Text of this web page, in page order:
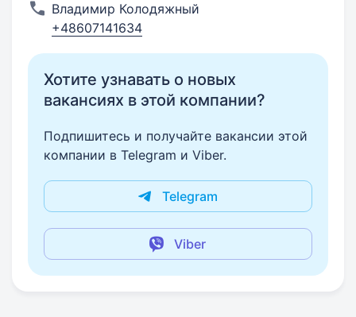
Владимир Колодяжный
+48607141634
Хотите узнавать о новых
вакансиях в этой компании?
Подпишитесь и получайте вакансии этой
компании в Telegram и Viber.
Telegram
Viber